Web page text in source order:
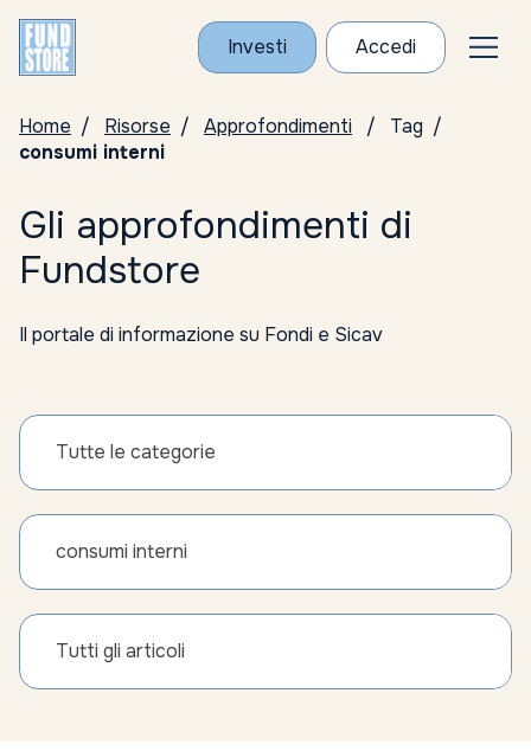
Investi Accedi
Home Risorse Approfondimenti
Tag
consumi interni
Gli approfondimenti di
Fundstore
Il portale di informazione su Fondi e Sicav
Tutte le categorie
consumi interni
Tutti gli articoli